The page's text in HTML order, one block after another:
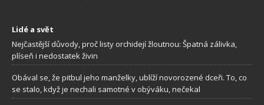
Lidé a svět
Nejčastější důvody, proč listy orchidejí žloutnou: Špatná zálivka,
plíseň i nedostatek živin
Obával se, že pitbul jeho manželky, ublíží novorozené dceři. To, co
se stalo, když je nechali samotné v obýváku, nečekal